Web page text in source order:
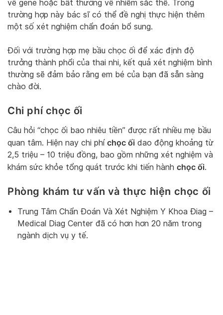
về gene hoặc bất thường về nhiễm sắc thể. Trong
trường hợp này bác sĩ có thể đề nghị thực hiện thêm
một số xét nghiệm chẩn đoán bổ sung.
Đối với trường hợp mẹ bầu chọc ối để xác định độ
trưởng thành phổi của thai nhi, kết quả xét nghiệm bình
thường sẽ đảm bảo rằng em bé của bạn đã sẵn sàng
chào đời.
Chi phí chọc ối
Câu hỏi “chọc ối bao nhiêu tiền” được rất nhiều mẹ bầu
quan tâm. Hiện nay chi phí chọc ối dao động khoảng từ
2,5 triệu – 10 triệu đồng, bao gồm những xét nghiệm và
khám sức khỏe tổng quát trước khi tiến hành chọc ối.
Phòng khám tư vấn và thực hiện chọc ối
Trung Tâm Chẩn Đoán Và Xét Nghiệm Y Khoa Điag –
Medical Diag Center đã có hơn hơn 20 năm trong
ngành dịch vụ y tế.